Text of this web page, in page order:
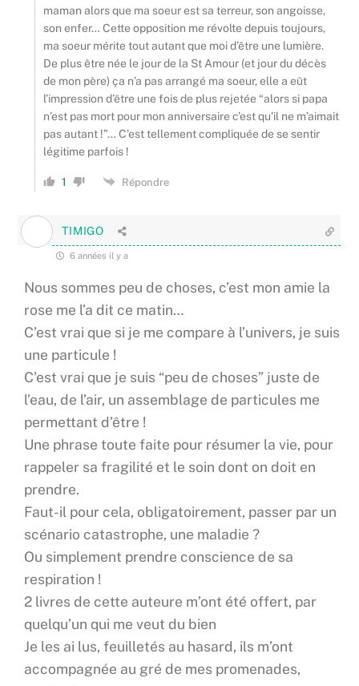
maman alors que ma soeur est sa terreur, son angoisse,
son enfer… Cette opposition me révolte depuis toujours,
ma soeur mérite tout autant que moi d’être une lumière.
De plus être née le jour de la St Amour (et jour du décès
de mon père) ça n’a pas arrangé ma soeur, elle a eût
l’impression d’être une fois de plus rejetée “alors si papa
n’est pas mort pour mon anniversaire c’est qu’il ne m’aimait
pas autant !”… C’est tellement compliquée de se sentir
légitime parfois !
1 Répondre
TIMIGO
6 années il y a
Nous sommes peu de choses, c’est mon amie la
rose me l’a dit ce matin…
C’est vrai que si je me compare à l’univers, je suis
une particule !
C’est vrai que je suis “peu de choses” juste de
l’eau, de l’air, un assemblage de particules me
permettant d’être !
Une phrase toute faite pour résumer la vie, pour
rappeler sa fragilité et le soin dont on doit en
prendre.
Faut-il pour cela, obligatoirement, passer par un
scénario catastrophe, une maladie ?
Ou simplement prendre conscience de sa
respiration !
2 livres de cette auteure m’ont été offert, par
quelqu’un qui me veut du bien
Je les ai lus, feuilletés au hasard, ils m’ont
accompagnée au gré de mes promenades,